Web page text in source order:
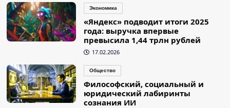
Экономика
«Яндекс» подводит итоги 2025
года: выручка впервые
превысила 1,44 трлн рублей
17.02.2026
Общество
Философский, социальный и
юридический лабиринты
сознания ИИ